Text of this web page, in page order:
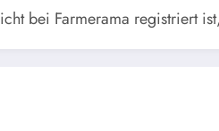
bei Farmerama registriert